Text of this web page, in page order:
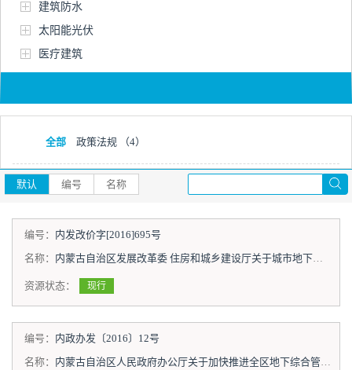
建筑防水
太阳能光伏
医疗建筑
全部 政策法规 （4）
默认 编号 名称
编号： 内发改价字[2016]695号
名称： 内蒙古自治区发展改革委 住房和城乡建设厅关于城市地下综合管廊实行有偿使用制度的实施意见
资源状态： 现行
编号： 内政办发〔2016〕12号
名称： 内蒙古自治区人民政府办公厅关于加快推进全区地下综合管廊建设的实施意见